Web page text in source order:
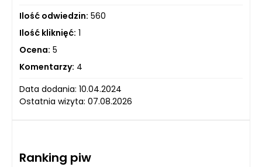
Ilość odwiedzin: 560
Ilość kliknięć: 1
Ocena: 5
Komentarzy: 4
Data dodania: 10.04.2024
Ostatnia wizyta: 07.08.2026
Ranking piw